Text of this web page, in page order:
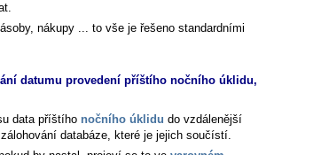
nákupy ... to vše je řešeno standardními
datumu provedení příštího nočního úklidu,
data příštího nočního úklidu do vzdálenější
databáze, které je jejich součístí.